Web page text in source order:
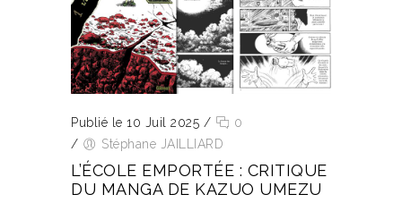
Publié le 10 Juil 2025 /
0
/
Stéphane JAILLIARD
L’ÉCOLE EMPORTÉE : CRITIQUE
DU MANGA DE KAZUO UMEZU